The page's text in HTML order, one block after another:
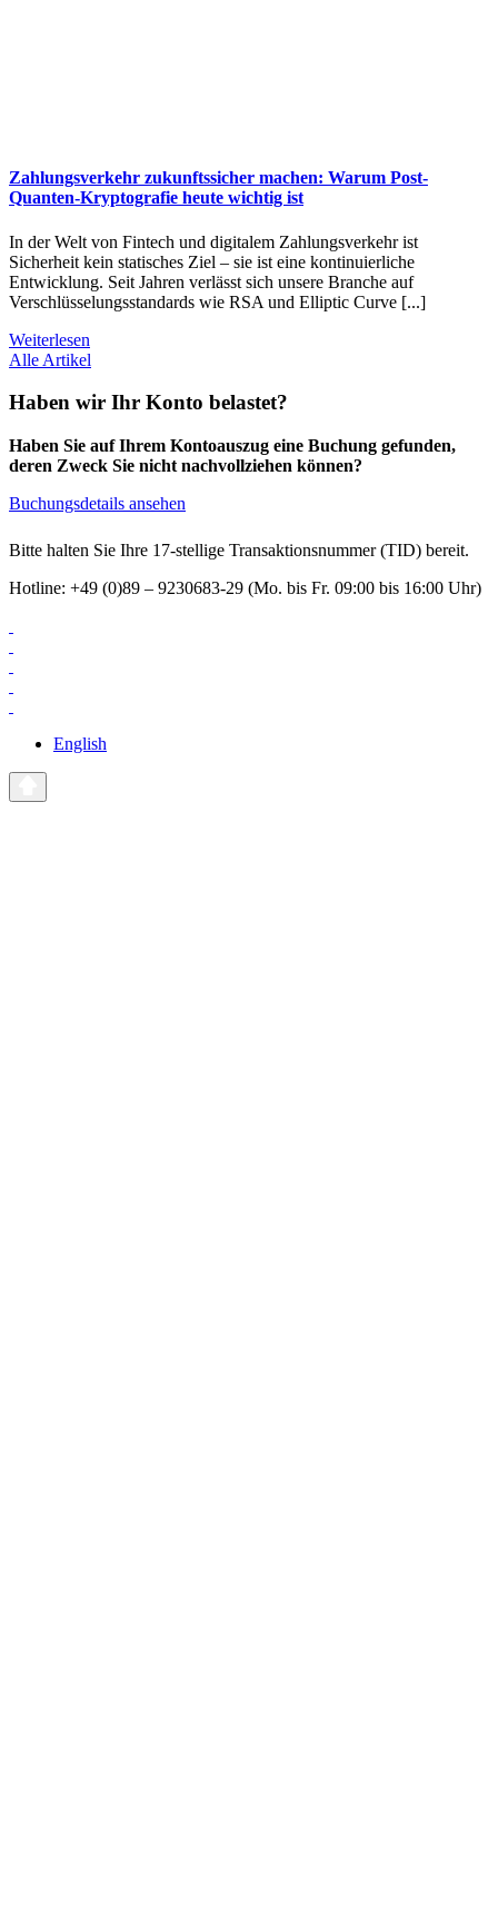
Zahlungsverkehr zukunftssicher machen: Warum Post-
Quanten-Kryptografie heute wichtig ist
In der Welt von Fintech und digitalem Zahlungsverkehr ist
Sicherheit kein statisches Ziel – sie ist eine kontinuierliche
Entwicklung. Seit Jahren verlässt sich unsere Branche auf
Verschlüsselungsstandards wie RSA und Elliptic Curve [...]
Weiterlesen
Alle Artikel
Haben wir Ihr Konto belastet?
Haben Sie auf Ihrem Kontoauszug eine Buchung gefunden,
deren Zweck Sie nicht nachvollziehen können?
Buchungsdetails ansehen
Bitte halten Sie Ihre 17-stellige Transaktionsnummer (TID) bereit.
Hotline: +49 (0)89 – 9230683-29 (Mo. bis Fr. 09:00 bis 16:00 Uhr)
English